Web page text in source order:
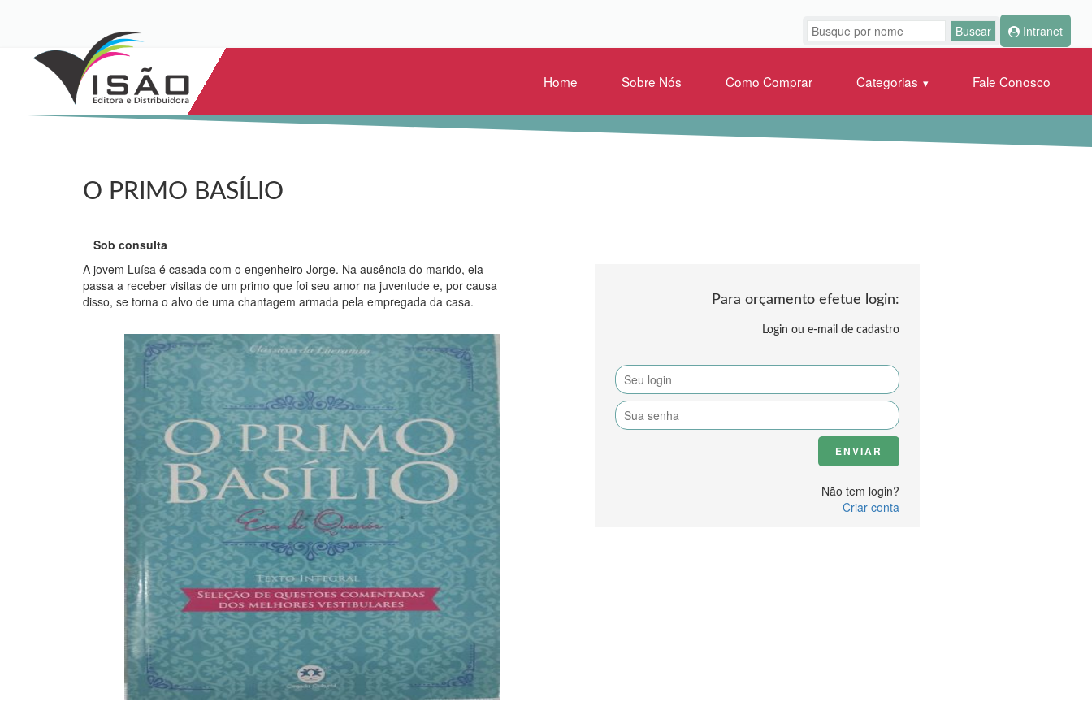
Intranet
Home Sobre Nós Como Comprar Categorias Fale Conosco
O PRIMO BASÍLIO
Sob consulta
A jovem Luísa é casada com o engenheiro Jorge. Na ausência do marido, ela
passa a receber visitas de um primo que foi seu amor na juventude e, por causa
disso, se torna o alvo de uma chantagem armada pela empregada da casa.
Para orçamento efetue login:
Login ou e-mail de cadastro
Não tem login?
Criar conta